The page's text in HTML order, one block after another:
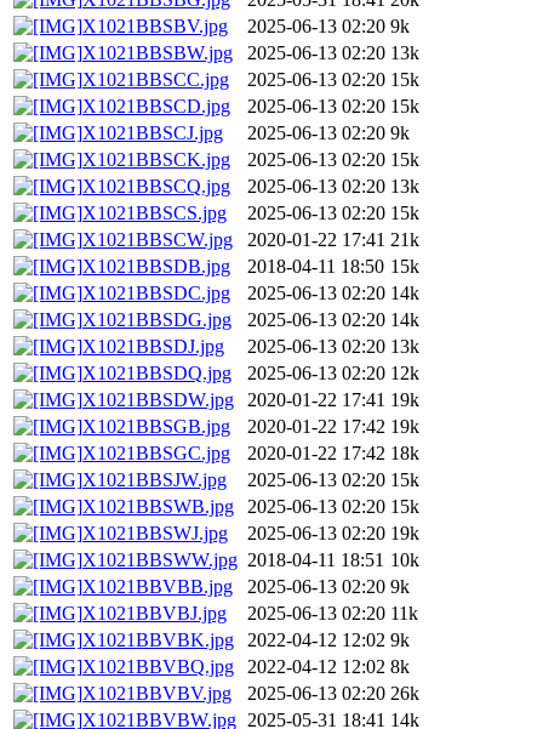
X1021BBSBV.jpg
2025-06-13 02:20 9k
X1021BBSBW.jpg
2025-06-13 02:20 13k
X1021BBSCC.jpg
2025-06-13 02:20 15k
X1021BBSCD.jpg
2025-06-13 02:20 15k
X1021BBSCJ.jpg
2025-06-13 02:20 9k
X1021BBSCK.jpg
2025-06-13 02:20 15k
X1021BBSCQ.jpg
2025-06-13 02:20 13k
X1021BBSCS.jpg
2025-06-13 02:20 15k
X1021BBSCW.jpg
2020-01-22 17:41 21k
X1021BBSDB.jpg
2018-04-11 18:50 15k
X1021BBSDC.jpg
2025-06-13 02:20 14k
X1021BBSDG.jpg
2025-06-13 02:20 14k
X1021BBSDJ.jpg
2025-06-13 02:20 13k
X1021BBSDQ.jpg
2025-06-13 02:20 12k
X1021BBSDW.jpg
2020-01-22 17:41 19k
X1021BBSGB.jpg
2020-01-22 17:42 19k
X1021BBSGC.jpg
2020-01-22 17:42 18k
X1021BBSJW.jpg
2025-06-13 02:20 15k
X1021BBSWB.jpg
2025-06-13 02:20 15k
X1021BBSWJ.jpg
2025-06-13 02:20 19k
X1021BBSWW.jpg 2018-04-11 18:51 10k
X1021BBVBB.jpg
2025-06-13 02:20 9k
X1021BBVBJ.jpg
2025-06-13 02:20 11k
X1021BBVBK.jpg
2022-04-12 12:02 9k
X1021BBVBQ.jpg
2022-04-12 12:02 8k
X1021BBVBV.jpg
2025-06-13 02:20 26k
X1021BBVBW.jpg 2025-05-31 18:41 14k